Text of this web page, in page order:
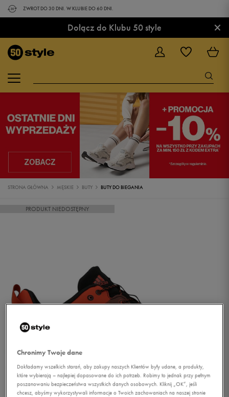
ZWROT DO 30 DNI. W KLUBIE DO 60 DNI.
Dołącz do Klubu 50 style ×
STRONA GŁÓWNA MĘSKIE BUTY BUTY DO BIEGANIA
PRODUKT NIEDOSTĘPNY
Chronimy Twoje dane
Dokładamy wszelkich starań, aby zakupy naszych Klientów były udane, a produkty,
które wybierają – najlepiej dopasowane do ich potrzeb. Robimy to jednak przy pełnym
poszanowaniu bezpieczeństwa wszystkich danych osobowych. Kliknij „OK”, jeśli
chcesz, abyśmy wykorzystywali informacje o Twoich zachowaniach na naszej stronie